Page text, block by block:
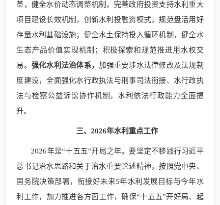
革，健全水价动态调整机制，完善政府投资支持水利重大
项目建设长效机制，创新水利投融资模式，规范盘活用好
存量水利基础设施；健全水土保持投入循环机制，健全水
生态产品价值实现机制；积极探索和规范推进用水权交
易。 强化水利法治体系，加强重要涉水法律修改及法规制
度建设，全面强化水行政执法与刑事司法衔接、水行政执
法与检察公益诉讼协作机制，水利依法行政能力全面提
升。
三、2026年水利重点工作
2026年是“十五五”开局之年。要坚定不移践行习近平
总书记治水思路和关于治水重要论述精神，按照党中央、
国务院决策部署，衔接好未来5年水利发展目标与今年水
利工作，加力推进各方面工作，确保“十五五”开好局、起